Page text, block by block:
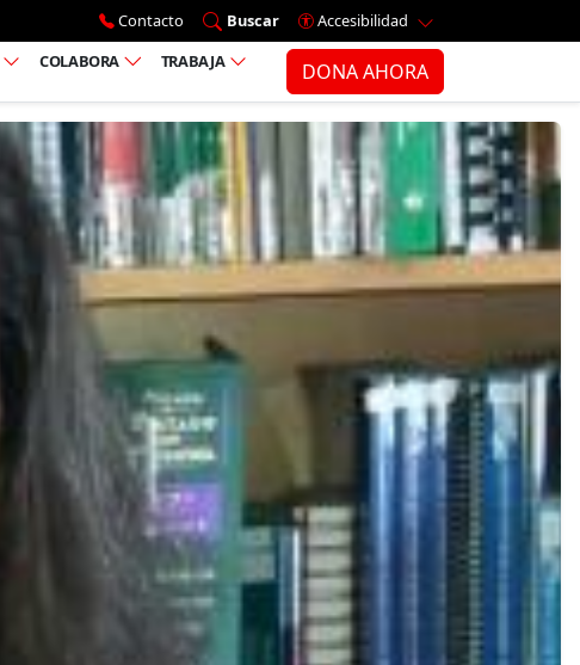
Ir al menú principal
Contacto Buscar
Accesibilidad
COLABORA TRABAJA DONA AHORA